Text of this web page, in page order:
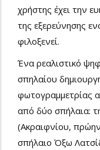
χρήστης έχει την
της εξερεύνησης
φιλοξενεί.
Ένα ρεαλιστικό
σπηλαίου
φωτογραμμετρίας
από δύο σπήλαια:
(Ακραιφνίου,
σπήλαιο Όξω